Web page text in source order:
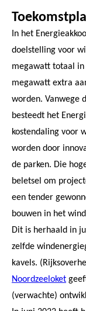
In het
doelstelling voor
megawatt totaal in
megawatt extra
worden. Vanwege
besteedt het
kostendaling voor
worden door
de parken. Die
beletsel om
een tender
bouwen in het
Dit is herhaald in
zelfde
kavels.
Noordzeeloket
(verwachte)